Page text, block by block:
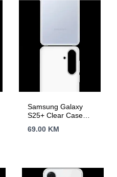
Samsung Galaxy
S25+ Clear Case
69.00 KM